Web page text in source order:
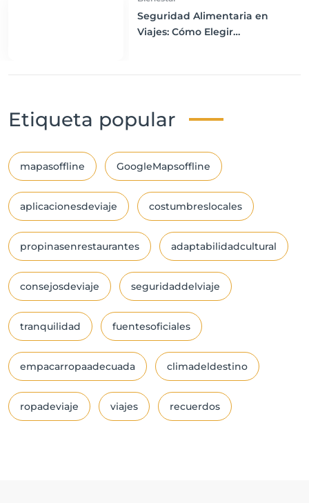
Seguridad Alimentaria en
Viajes: Cómo Elegir
Etiqueta popular
mapasoffline GoogleMapsoffline
aplicacionesdeviaje costumbreslocales
propinasenrestaurantes adaptabilidadcultural
consejosdeviaje seguridaddelviaje
tranquilidad fuentesoficiales
empacarropaadecuada climadeldestino
ropadeviaje viajes recuerdos